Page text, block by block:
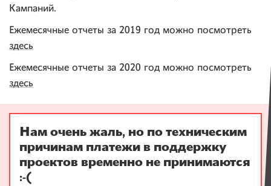
Кампаний.
Ежемесячные отчеты за 2019 год можно посмотреть
здесь
Ежемесячные отчеты за 2020 год можно посмотреть
здесь
Нам очень жаль, но по техническим
причинам платежи в поддержку
проектов временно не принимаются
:-(